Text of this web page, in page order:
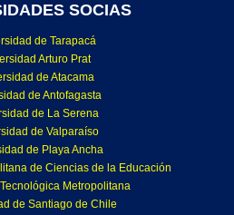
SOCIAS
de Tarapacá
Arturo Prat
de Atacama
de Antofagasta
de La Serena
de Valparaíso
de Playa Ancha
de Ciencias de la Educación
Metropolitana
de Santiago de Chile